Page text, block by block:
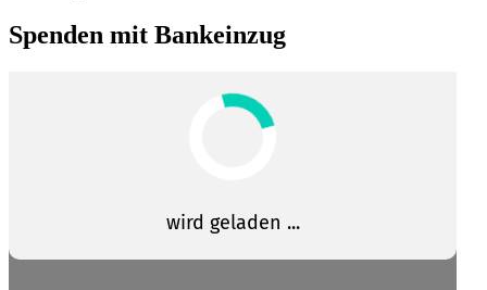
Spenden mit Bankeinzug